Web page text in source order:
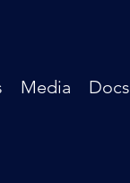
Media Docs